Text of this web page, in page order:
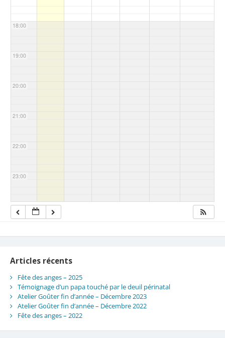
18:00
19:00
20:00
21:00
22:00
23:00
Articles récents
Fête des anges – 2025
Témoignage d’un papa touché par le deuil périnatal
Atelier Goûter fin d’année – Décembre 2023
Atelier Goûter fin d’année – Décembre 2022
Fête des anges – 2022